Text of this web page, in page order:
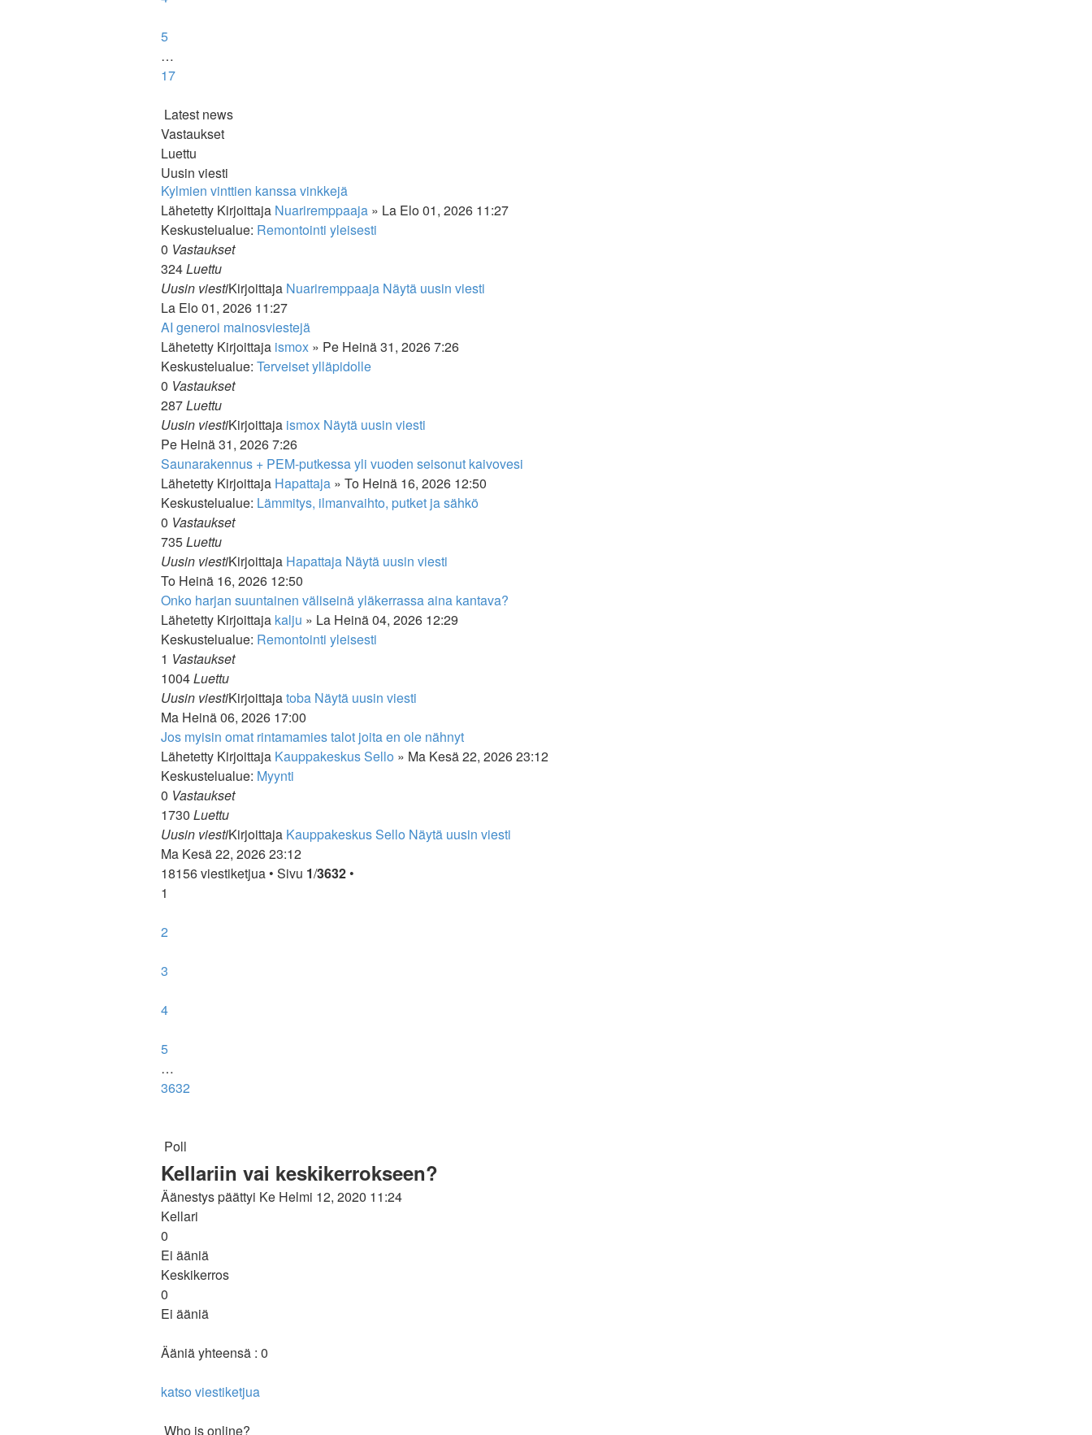
5
…
17
Latest news
Vastaukset
Luettu
Uusin viesti
Kylmien vinttien kanssa vinkkejä
Lähetetty Kirjoittaja Nuariremppaaja » La Elo 01, 2026 11:27
Keskustelualue: Remontointi yleisesti
0 Vastaukset
324Luettu
Uusin viestiKirjoittaja Nuariremppaaja Näytä uusin viesti
La Elo 01, 2026 11:27
AI generoi mainosviestejä
Lähetetty Kirjoittaja ismox » Pe Heinä 31, 2026 7:26
Keskustelualue: Terveiset ylläpidolle
0 Vastaukset
287Luettu
Uusin viestiKirjoittaja ismox Näytä uusin viesti
Pe Heinä 31, 2026 7:26
Saunarakennus + PEM-putkessa yli vuoden seisonut kaivovesi
Lähetetty Kirjoittaja Hapattaja » To Heinä 16, 2026 12:50
Keskustelualue: Lämmitys, ilmanvaihto, putket ja sähkö
0 Vastaukset
735Luettu
Uusin viestiKirjoittaja Hapattaja Näytä uusin viesti
To Heinä 16, 2026 12:50
Onko harjan suuntainen väliseinä yläkerrassa aina kantava?
Lähetetty Kirjoittaja kalju » La Heinä 04, 2026 12:29
Keskustelualue: Remontointi yleisesti
1 Vastaukset
1004Luettu
Uusin viestiKirjoittajatoba Näytä uusin viesti
Ma Heinä 06, 2026 17:00
Jos myisin omat rintamamies talot joita en ole nähnyt
Lähetetty Kirjoittaja Kauppakeskus Sello » Ma Kesä 22, 2026 23:12
Keskustelualue: Myynti
0 Vastaukset
1730 Luettu
Uusin viestiKirjoittaja Kauppakeskus Sello Näytä uusin viesti
Ma Kesä 22, 2026 23:12
18156 viestiketjua • Sivu 1/3632 •
1
2
3
4
5
…
3632
Poll
Kellariin vai keskikerrokseen?
Äänestys päättyi Ke Helmi 12, 2020 11:24
Kellari
0
Ei ääniä
Keskikerros
0
Ei ääniä
Ääniä yhteensä : 0
katso viestiketjua
Who is online?